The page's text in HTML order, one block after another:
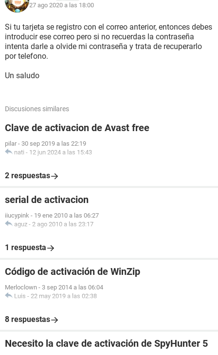
27 ago 2020 a las 18:00
Si tu tarjeta se registro con el correo anterior, entonces debes
introducir ese correo pero si no recuerdas la contraseña
intenta darle a olvide mi contraseña y trata de recuperarlo
por telefono.
Un saludo
Discusiones similares
Clave de activacion de Avast free
pilar - 30 sep 2019 a las 22:19
nati - 12 jun 2024 a las 15:43
2 respuestas
serial de activacion
iiucypink - 19 ene 2010 a las 06:27
aguz - 2 ago 2010 a las 23:17
1 respuesta
Código de activación de WinZip
Merloclown - 3 sep 2014 a las 06:04
Luis - 22 may 2019 a las 02:38
8 respuestas
Necesito la clave de activación de SpyHunter 5